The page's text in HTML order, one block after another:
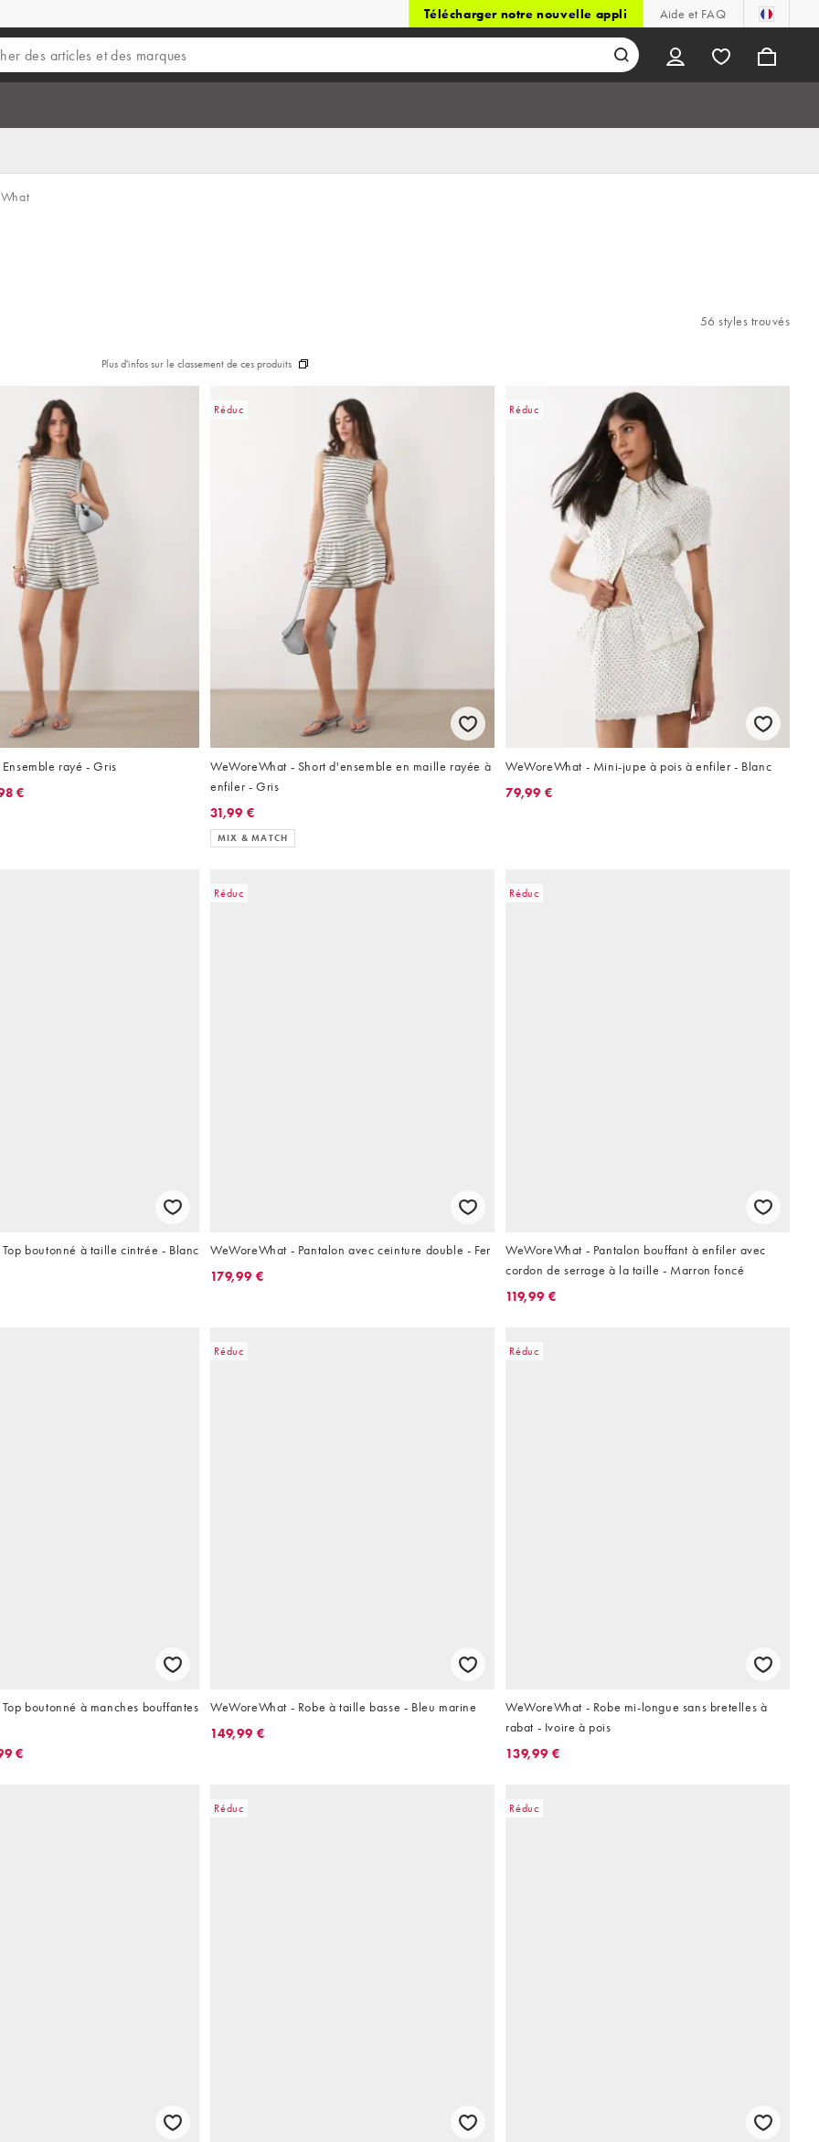
Télécharger notre nouvelle appli Aide et FAQ
56 styles trouvés
Plus d'infos sur le classement de ces produits
rayé - Gris
€
Réduc
WeWoreWhat - Short d'ensemble en maille rayée à
enfiler - Gris
31,99 €
MIX & MATCH
Réduc
WeWoreWhat - Mini-jupe à pois à enfiler - Blanc
79,99 €
boutonné à taille cintrée - Blanc
Réduc
WeWoreWhat - Pantalon avec ceinture double - Fer
179,99 €
Réduc
WeWoreWhat - Pantalon bouffant à enfiler avec
cordon de serrage à la taille - Marron foncé
119,99 €
boutonné à manches bouffantes
€
Réduc
WeWoreWhat - Robe à taille basse - Bleu marine
149,99 €
Réduc
WeWoreWhat - Robe mi-longue sans bretelles à
rabat - Ivoire à pois
139,99 €
Réduc Réduc